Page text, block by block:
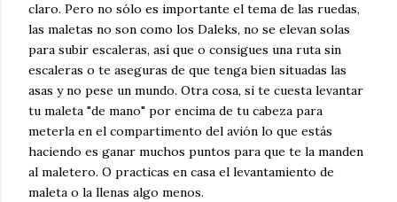
claro. Pero no sólo es importante el tema de las ruedas,
las maletas no son como los Daleks, no se elevan solas
para subir escaleras, así que o consigues una ruta sin
escaleras o te aseguras de que tenga bien situadas las
asas y no pese un mundo. Otra cosa, si te cuesta levantar
tu maleta "de mano" por encima de tu cabeza para
meterla en el compartimento del avión lo que estás
haciendo es ganar muchos puntos para que te la manden
al maletero. O practicas en casa el levantamiento de
maleta o la llenas algo menos.